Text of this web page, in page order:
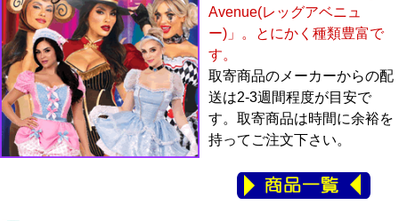
Avenue(レッグアベニュ
ー)」。とにかく種類豊富で
す。
取寄商品のメーカーからの配
送は2-3週間程度が目安で
す。取寄商品は時間に余裕を
持ってご注文下さい。